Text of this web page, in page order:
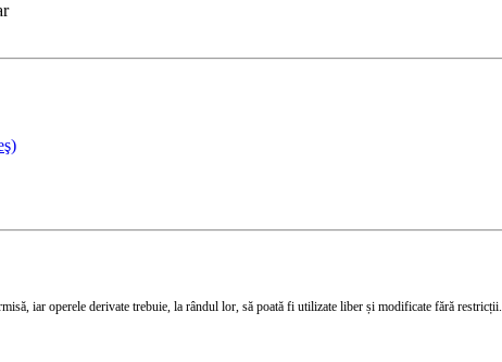
iar operele derivate trebuie, la rândul lor, să poată fi utilizate liber și modificate fără restricții.